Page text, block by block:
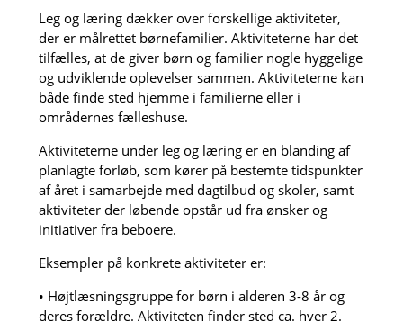
Leg og læring dækker over forskellige aktiviteter,
der er målrettet børnefamilier. Aktiviteterne har det
tilfælles, at de giver børn og familier nogle hyggelige
og udviklende oplevelser sammen. Aktiviteterne kan
både finde sted hjemme i familierne eller i
områdernes fælleshuse.
Aktiviteterne under leg og læring er en blanding af
planlagte forløb, som kører på bestemte tidspunkter
af året i samarbejde med dagtilbud og skoler, samt
aktiviteter der løbende opstår ud fra ønsker og
initiativer fra beboere.
Eksempler på konkrete aktiviteter er:
• Højtlæsningsgruppe for børn i alderen 3-8 år og
deres forældre. Aktiviteten finder sted ca. hver 2.